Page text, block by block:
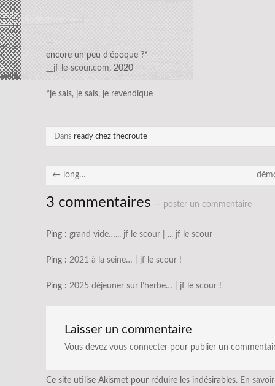
—
encore un peu d’époque ?*
__jf-le-scour.com, 2020
*je sais, je sais, je revendique
Dans ready chez thecroute
← long…
3 commentaires — poster un commentaire
Ping : grand vide…... jf le scour | ... jf le scour
Ping : 2021 à la seine… | jf le scour !
Ping : 2025 déjeuner sur l’herbe… | jf le scour !
Laisser un commentaire
Vous devez vous connecter pour publier un
Ce site utilise Akismet pour réduire les indésirables. En